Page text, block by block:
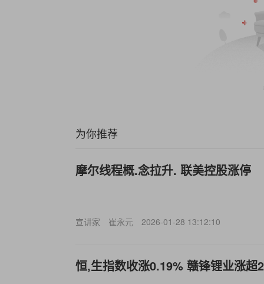
为你推荐
摩尔线程概.念拉升. 联美控股涨停
宣讲家 崔永元 2026-01-28 13:12:10
恒,生指数收涨0.19% 赣锋锂业涨超